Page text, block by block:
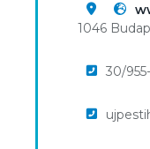
1046
30/